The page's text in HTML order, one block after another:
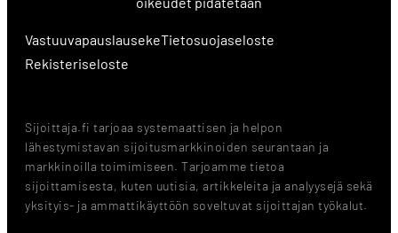
VastuuvapauslausekeTietosuojaseloste
Rekisteriseloste
Sijoittaja.fi tarjoaa systemaattisen ja helpon
lähestymistavan sijoitusmarkkinoiden seurantaan ja
markkinoilla toimimiseen. Tarjoamme tietoa
sijoittamisesta, kuten uutisia, artikkeleita ja analyysejä sekä
yksityis- ja ammattikäyttöön soveltuvat sijoittajan työkalut.